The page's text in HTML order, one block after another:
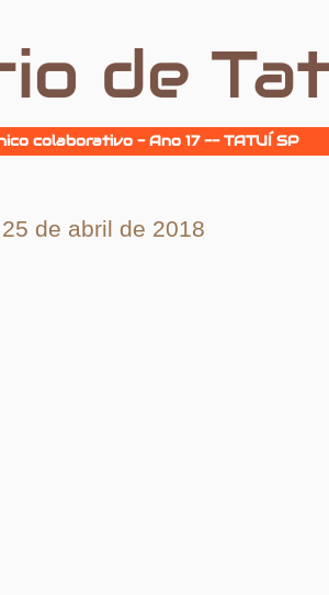
de
colaborativo - Ano 17 -- TATUÍ SP
de abril de 2018